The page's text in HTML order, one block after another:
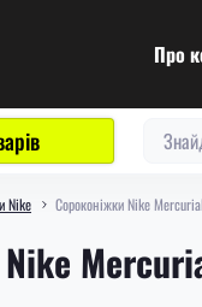
Про
Nike Сороконіжки Nike Mercurial